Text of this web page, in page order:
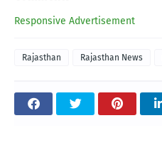
Responsive Advertisement
Rajasthan Rajasthan News